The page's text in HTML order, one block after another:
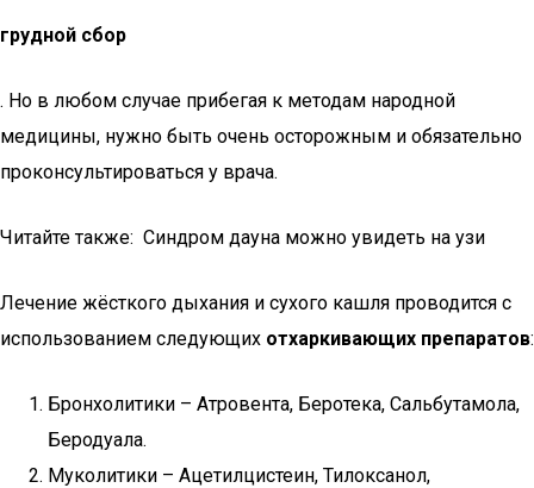
грудной сбор
. Но в любом случае прибегая к методам народной
медицины, нужно быть очень осторожным и обязательно
проконсультироваться у врача.
Читайте также: Синдром дауна можно увидеть на узи
Лечение жёсткого дыхания и сухого кашля проводится с
использованием следующих отхаркивающих препаратов:
Бронхолитики – Атровента, Беротека, Сальбутамола,
Беродуала.
Муколитики – Ацетилцистеин, Тилоксанол,